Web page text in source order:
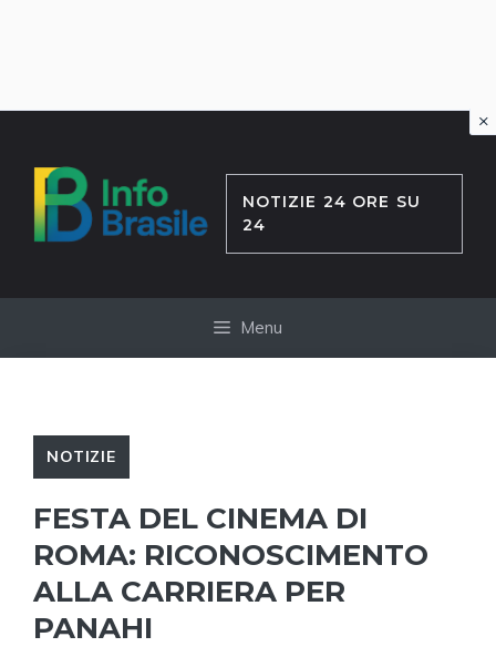
contenuto
NOTIZIE 24 ORE SU
24
Menu
NOTIZIE
FESTA DEL CINEMA DI
ROMA: RICONOSCIMENTO
ALLA CARRIERA PER
PANAHI
×